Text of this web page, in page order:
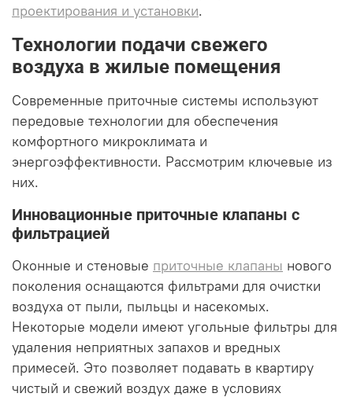
проектирования и установки.
Технологии подачи свежего
воздуха в жилые помещения
Современные приточные системы используют
передовые технологии для обеспечения
комфортного микроклимата и
энергоэффективности. Рассмотрим ключевые из
них.
Инновационные приточные клапаны с
фильтрацией
Оконные и стеновые приточные клапаны нового
поколения оснащаются фильтрами для очистки
воздуха от пыли, пыльцы и насекомых.
Некоторые модели имеют угольные фильтры для
удаления неприятных запахов и вредных
примесей. Это позволяет подавать в квартиру
чистый и свежий воздух даже в условиях